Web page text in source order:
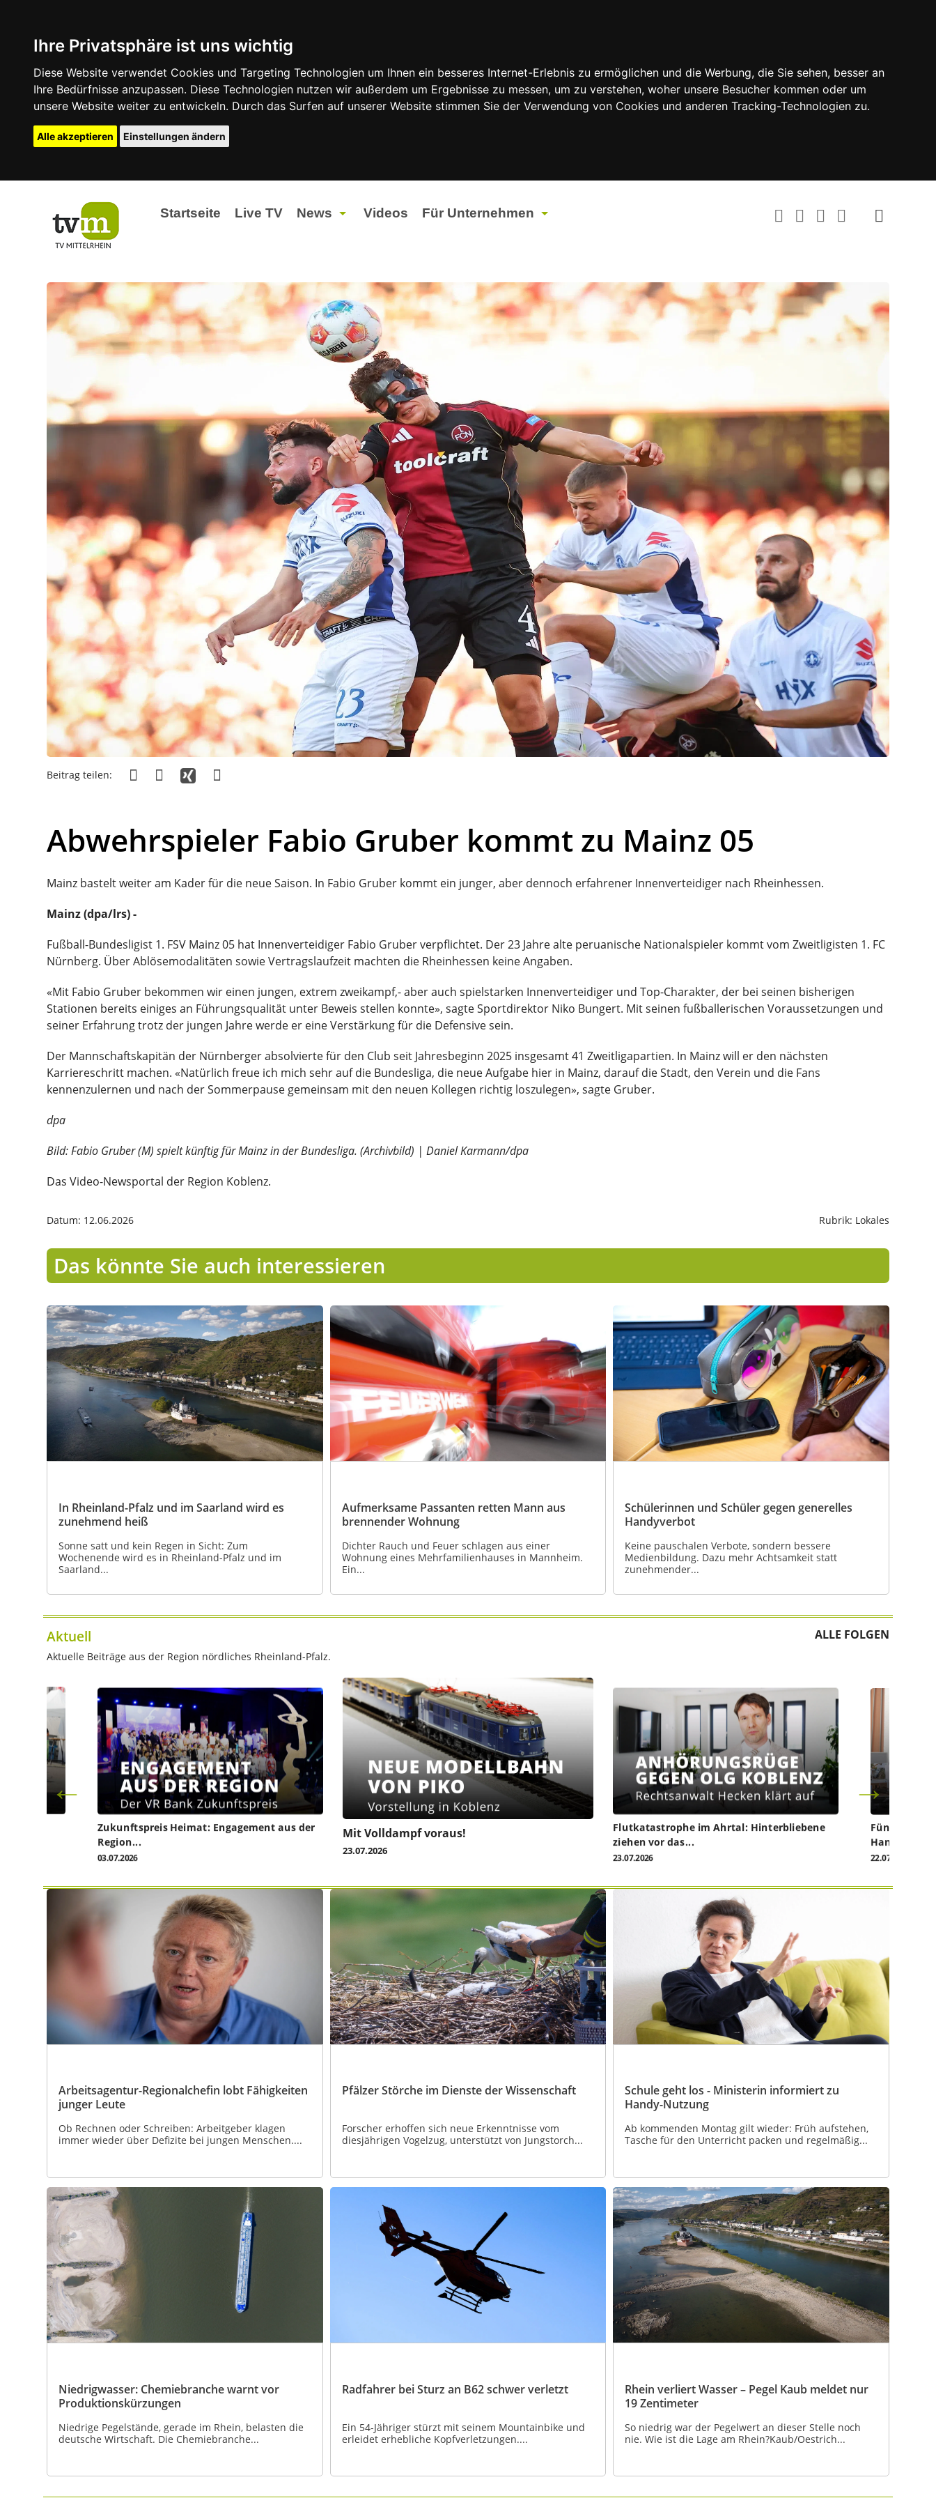
Ihre Privatsphäre ist uns wichtig
Diese Website verwendet Cookies und Targeting Technologien um Ihnen ein besseres Internet-Erlebnis zu ermöglichen und die Werbung, die Sie sehen, besser an
Ihre Bedürfnisse anzupassen. Diese Technologien nutzen wir außerdem um Ergebnisse zu messen, um zu verstehen, woher unsere Besucher kommen oder um
unsere Website weiter zu entwickeln. Durch das Surfen auf unserer Website stimmen Sie der Verwendung von Cookies und anderen Tracking-Technologien zu.
Alle akzeptieren Einstellungen ändern
Startseite Live TV News
Landtagswahlen 2026
Lokales
Partner Content
Videos Für Unternehmen
Beitrag teilen:
Abwehrspieler Fabio Gruber kommt zu Mainz 05
Mainz bastelt weiter am Kader für die neue Saison. In Fabio Gruber kommt ein junger, aber dennoch erfahrener Innenverteidiger nach Rheinhessen.
Mainz (dpa/lrs) -
Fußball-Bundesligist 1. FSV Mainz 05 hat Innenverteidiger Fabio Gruber verpflichtet. Der 23 Jahre alte peruanische Nationalspieler kommt vom Zweitligisten 1. FC
Nürnberg. Über Ablösemodalitäten sowie Vertragslaufzeit machten die Rheinhessen keine Angaben.
«Mit Fabio Gruber bekommen wir einen jungen, extrem zweikampf,- aber auch spielstarken Innenverteidiger und Top-Charakter, der bei seinen bisherigen
Stationen bereits einiges an Führungsqualität unter Beweis stellen konnte», sagte Sportdirektor Niko Bungert. Mit seinen fußballerischen Voraussetzungen und
seiner Erfahrung trotz der jungen Jahre werde er eine Verstärkung für die Defensive sein.
Der Mannschaftskapitän der Nürnberger absolvierte für den Club seit Jahresbeginn 2025 insgesamt 41 Zweitligapartien. In Mainz will er den nächsten
Karriereschritt machen. «Natürlich freue ich mich sehr auf die Bundesliga, die neue Aufgabe hier in Mainz, darauf die Stadt, den Verein und die Fans
kennenzulernen und nach der Sommerpause gemeinsam mit den neuen Kollegen richtig loszulegen», sagte Gruber.
dpa
Bild: Fabio Gruber (M) spielt künftig für Mainz in der Bundesliga. (Archivbild) | Daniel Karmann/dpa
Das Video-Newsportal der Region Koblenz.
Datum: 12.06.2026 Rubrik: Lokales
Das könnte Sie auch interessieren
In Rheinland-Pfalz und im Saarland wird es
zunehmend heiß
Sonne satt und kein Regen in Sicht: Zum
Wochenende wird es in Rheinland-Pfalz und im
Saarland...
Aufmerksame Passanten retten Mann aus
brennender Wohnung
Dichter Rauch und Feuer schlagen aus einer
Wohnung eines Mehrfamilienhauses in Mannheim.
Ein...
Schülerinnen und Schüler gegen generelles
Handyverbot
Keine pauschalen Verbote, sondern bessere
Medienbildung. Dazu mehr Achtsamkeit statt
zunehmender...
Aktuell ALLE FOLGEN
Aktuelle Beiträge aus der Region nördliches Rheinland-Pfalz.
Zukunftspreis Heimat: Engagement aus der
Region...
03.07.2026
Mit Volldampf voraus!
23.07.2026
Flutkatastrophe im Ahrtal: Hinterbliebene
ziehen vor das...
23.07.2026
Fünf Jahre
Handwerk...
22.07.2026
Arbeitsagentur-Regionalchefin lobt Fähigkeiten
junger Leute
Ob Rechnen oder Schreiben: Arbeitgeber klagen
immer wieder über Defizite bei jungen Menschen....
Pfälzer Störche im Dienste der Wissenschaft
Forscher erhoffen sich neue Erkenntnisse vom
diesjährigen Vogelzug, unterstützt von Jungstorch...
Schule geht los - Ministerin informiert zu
Handy-Nutzung
Ab kommenden Montag gilt wieder: Früh aufstehen,
Tasche für den Unterricht packen und regelmäßig...
Niedrigwasser: Chemiebranche warnt vor
Produktionskürzungen
Niedrige Pegelstände, gerade im Rhein, belasten die
deutsche Wirtschaft. Die Chemiebranche...
Radfahrer bei Sturz an B62 schwer verletzt
Ein 54-Jähriger stürzt mit seinem Mountainbike und
erleidet erhebliche Kopfverletzungen....
Rhein verliert Wasser – Pegel Kaub meldet nur
19 Zentimeter
So niedrig war der Pegelwert an dieser Stelle noch
nie. Wie ist die Lage am Rhein?Kaub/Oestrich...